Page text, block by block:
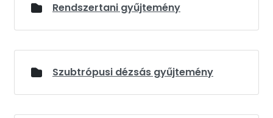
Rendszertani gyűjtemény
Szubtrópusi dézsás gyűjtemény